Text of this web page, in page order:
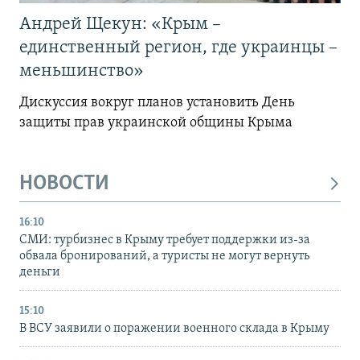
Андрей Щекун: «Крым –
единственный регион, где украинцы –
меньшинство»
Дискуссия вокруг планов установить День
защиты прав украинской общины Крыма
НОВОСТИ
16:10
СМИ: турбизнес в Крыму требует поддержки из-за
обвала бронирований, а туристы не могут вернуть
деньги
15:10
В ВСУ заявили о поражении военного склада в Крыму